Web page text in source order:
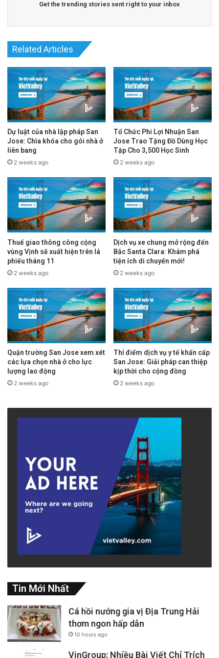
Read More@San Jose Spotlight
Get the trending stories sent right to your inbox
Related Articles
Dự luật của nhà lập pháp San
Jose: Chìa khóa cho gói nhà ở
liên bang
2 weeks ago
Tổ Chức Phi Lợi Nhuận San
Jose Trao Tặng Đồ Dùng Học
Tập Cho 3,500 Học Sinh
2 weeks ago
Thuế giao thông công cộng
vùng Vịnh sẽ xuất hiện trên lá
phiếu tháng 11
2 weeks ago
Dịch vụ xe chung mở rộng đến
Bắc Santa Clara: Khám phá
tiện ích di chuyển mới!
2 weeks ago
Quận trường San Jose xem xét
các lựa chọn nhà ở cho lực
lượng lao động
2 weeks ago
Thí điểm dịch vụ y tế khẩn cấp
San Jose: Giải pháp can thiệp
kịp thời cho cộng đồng
2 weeks ago
Tin Mới Nhất
Cá hồi nướng gia vị Địa Trung Hải
thơm ngon hấp dẫn
10 hours ago
VinGroup: Nhiều Bài Viết Chỉ Trích